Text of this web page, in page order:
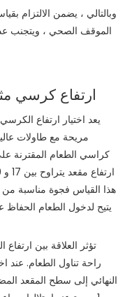
وبالتالي ، يضمن الالتزام
الموقف الصحي ، ويتجنب
ارتفاع كرسي
يعد اختيار ارتفاع
مريحة مع طاولات
يتيح لدخول الطعام
تؤثر العلاقة بين
راحة تناول الطعام. عند
النهائي إلى سطح المقعد